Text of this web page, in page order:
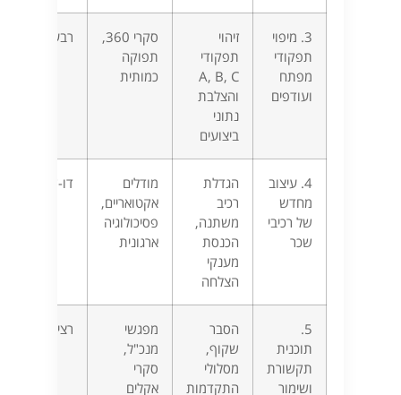
3. מיפוי
תפקודי
מפתח
ועודפים
זיהוי
תפקודי
A, B, C
והצלבת
נתוני
ביצועים
סקרי 360,
תפוקה
כמותית
רבעוני
4. עיצוב
מחדש
של רכיבי
שכר
הגדלת
רכיב
משתנה,
הכנסת
מענקי
הצלחה
מודלים
אקטואריים,
פסיכולוגיה
ארגונית
דו-שנתי
5.
תוכנית
תקשורת
ושימור
הסבר
שקוף,
מסלולי
התקדמות
מפגשי
מנכ"ל,
סקרי
אקלים
רציף